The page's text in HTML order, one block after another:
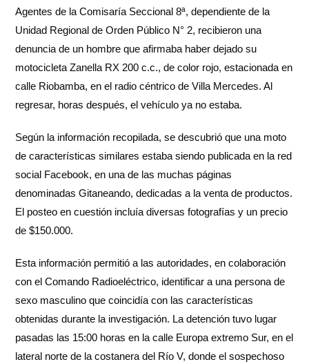
Agentes de la Comisaría Seccional 8ª, dependiente de la
Unidad Regional de Orden Público N° 2, recibieron una
denuncia de un hombre que afirmaba haber dejado su
motocicleta Zanella RX 200 c.c., de color rojo, estacionada en
calle Riobamba, en el radio céntrico de Villa Mercedes. Al
regresar, horas después, el vehículo ya no estaba.
Según la información recopilada, se descubrió que una moto
de características similares estaba siendo publicada en la red
social Facebook, en una de las muchas páginas
denominadas Gitaneando, dedicadas a la venta de productos.
El posteo en cuestión incluía diversas fotografías y un precio
de $150.000.
Esta información permitió a las autoridades, en colaboración
con el Comando Radioeléctrico, identificar a una persona de
sexo masculino que coincidía con las características
obtenidas durante la investigación. La detención tuvo lugar
pasadas las 15:00 horas en la calle Europa extremo Sur, en el
lateral norte de la costanera del Río V, donde el sospechoso